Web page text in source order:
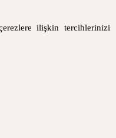
çerezlere ilişkin tercihlerinizi